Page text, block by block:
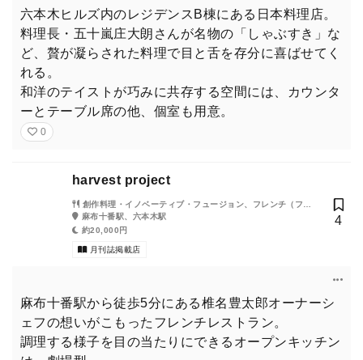
六本木ヒルズ内のレジデンスB棟にある日本料理店。
料理長・五十嵐庄大朗さんが名物の「しゃぶすき」な
ど、贅が凝らされた料理で目と舌を存分に喜ばせてく
れる。
和洋のテイストが巧みに共存する空間には、カウンタ
ーとテーブル席の他、個室も用意。
0
harvest project
創作料理・イノベーティブ・フュージョン、フレンチ（フラ
ンス料理）
麻布十番駅、六本木駅
約20,000円
月刊誌掲載店
4
麻布十番駅から徒歩5分にある椎名豊太郎オーナーシ
ェフの想いがこもったフレンチレストラン。
調理する様子を目の当たりにできるオープンキッチン